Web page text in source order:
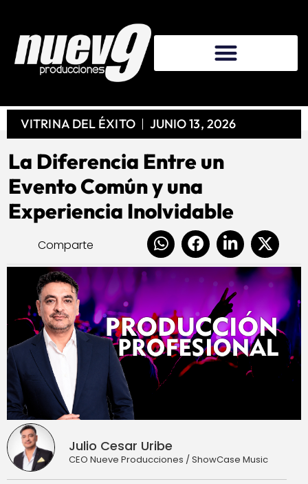
VITRINA DEL ÉXITO JUNIO 13, 2026
La Diferencia Entre un
Evento Común y una
Experiencia Inolvidable
Comparte
Julio Cesar Uribe
CEO Nueve Producciones / ShowCase Music